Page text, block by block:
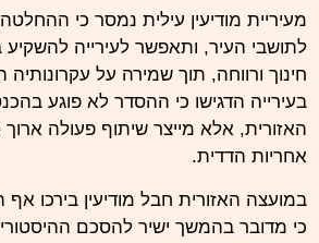
מעיריית מודיעין עילית נמסר כי
לתושבי העיר, ותאפשר לעירייה להשקיע
חינוך ורווחה, תוך שמירה על עקרונותיה
בעירייה הדגישו כי ההסדר לא פוגע
האזורית, אלא מייצר שיתוף פעולה
אחריות הדדית.
במועצה האזורית חבל מודיעין בירכו אף